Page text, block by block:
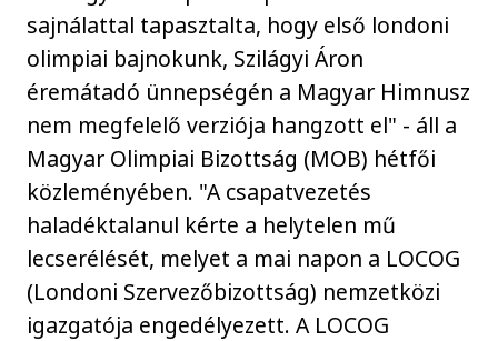
sajnálattal tapasztalta, hogy első londoni
olimpiai bajnokunk, Szilágyi Áron
éremátadó ünnepségén a Magyar Himnusz
nem megfelelő verziója hangzott el" - áll a
Magyar Olimpiai Bizottság (MOB) hétfői
közleményében. "A csapatvezetés
haladéktalanul kérte a helytelen mű
lecserélését, melyet a mai napon a LOCOG
(Londoni Szervezőbizottság) nemzetközi
igazgatója engedélyezett. A LOCOG